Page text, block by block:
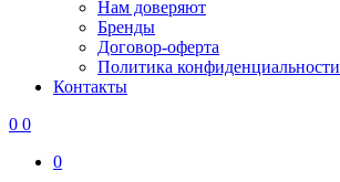
Нам доверяют
Бренды
Договор-оферта
Политика конфиденциальности
Контакты
0 0
0